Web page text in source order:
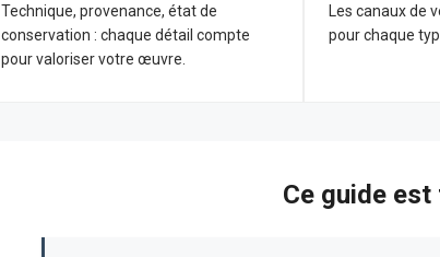
Technique, provenance, état de
conservation : chaque détail compte
pour valoriser votre œuvre.
Les canaux de
pour chaque
Ce guide